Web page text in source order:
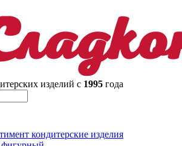
изделий с 1995 года
кондитерские изделия